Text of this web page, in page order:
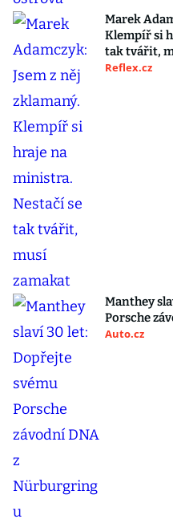
Marek
Klempíř si
tak tvářit,
Reflex.cz
Manthey
Porsche
Auto.cz